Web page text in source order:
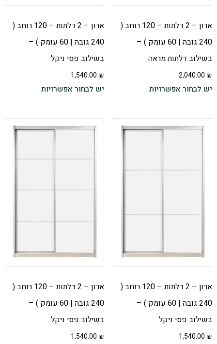
ארון – 2 דלתות – 120 רוחב (
240 גובה | 60 עומק ) –
בשילוב דלתות מראה
2,040.00 ₪
יש לבחור אפשרויות
ארון – 2 דלתות – 120 רוחב (
240 גובה | 60 עומק ) –
בשילוב פסי ניקל
1,540.00 ₪
יש לבחור אפשרויות
ארון – 2 דלתות – 120 רוחב (
240 גובה | 60 עומק ) –
בשילוב פסי ניקל
1,540.00 ₪
ארון – 2 דלתות – 120 רוחב (
240 גובה | 60 עומק ) –
בשילוב פסי ניקל
1,540.00 ₪